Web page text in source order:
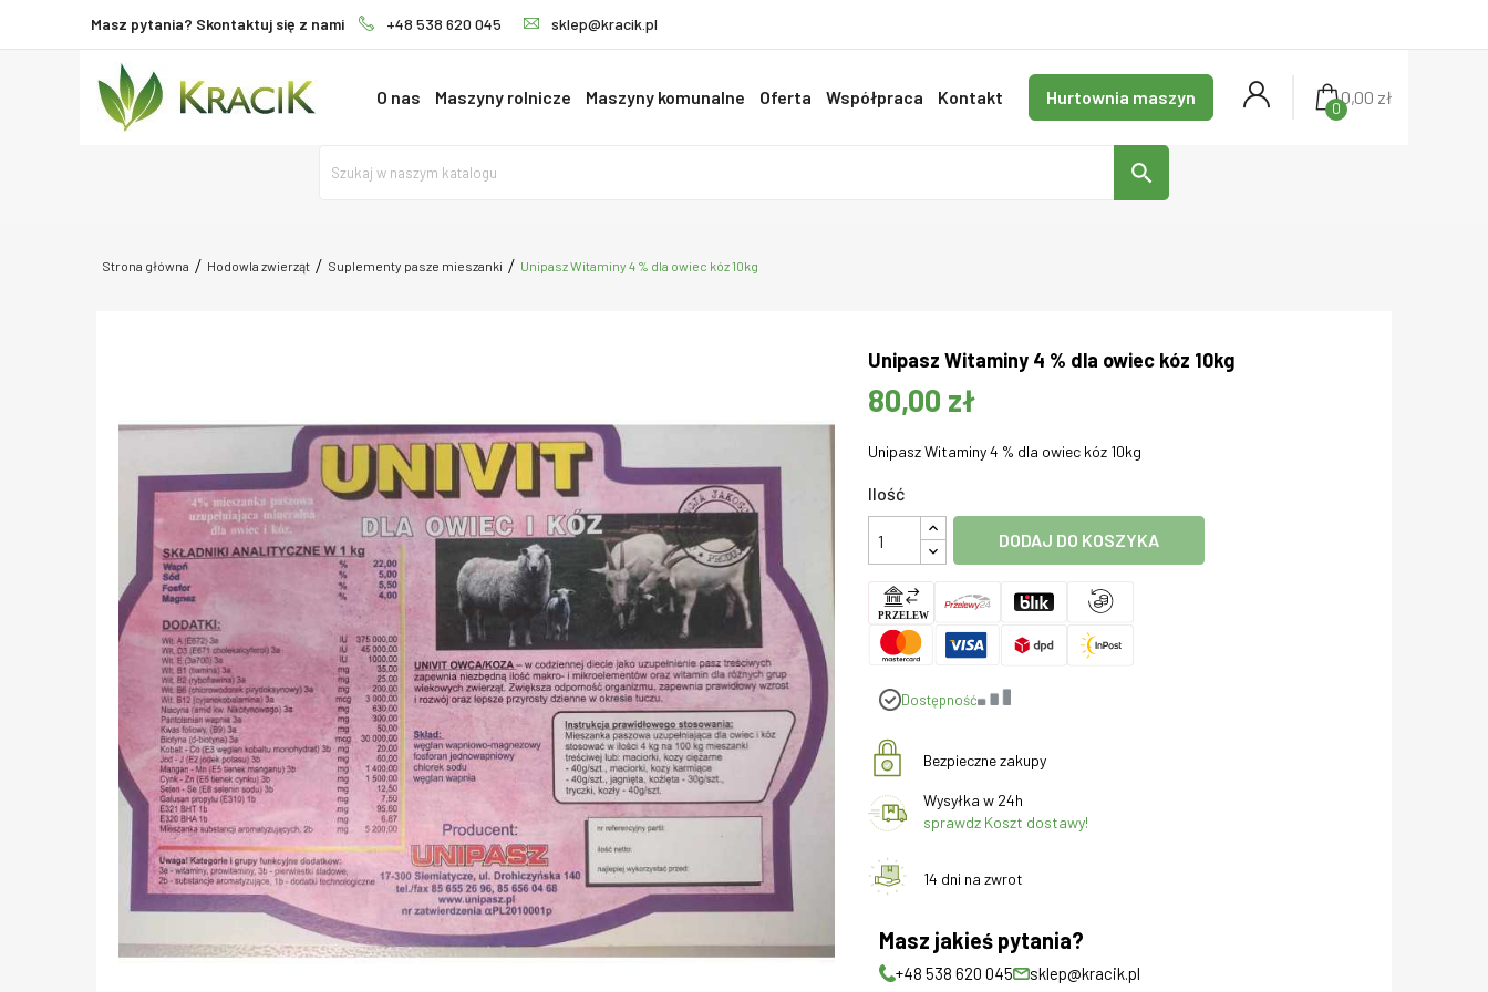
Masz pytania? Skontaktuj się z nami +48 538 620 045 sklep@kracik.pl
O nas Maszyny rolnicze Maszyny komunalne Oferta Współpraca Kontakt Hurtownia maszyn 0,00 zł
0
search
Strona główna Hodowla zwierząt Suplementy pasze mieszanki Unipasz Witaminy 4 % dla owiec kóz 10kg
Unipasz Witaminy 4 % dla owiec kóz 10kg
80,00 zł
Unipasz Witaminy 4 % dla owiec kóz 10kg
Ilość
DODAJ DO KOSZYKA
Dostępność
Bezpieczne zakupy
Wysyłka w 24h
sprawdz Koszt dostawy!
14 dni na zwrot
Masz jakieś pytania?
+48 538 620 045 sklep@kracik.pl